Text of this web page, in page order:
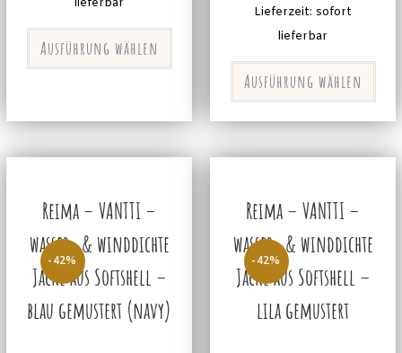
lieferbar
Ausführung wählen
Lieferzeit: sofort
lieferbar
Ausführung wählen
-42%
Reima – VANTTI –
wasser- & winddichte
Jacke aus Softshell –
blau gemustert (navy)
-42%
Reima – VANTTI –
wasser- & winddichte
Jacke aus Softshell –
lila gemustert